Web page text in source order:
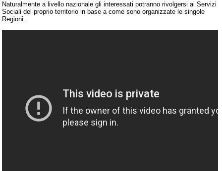
Naturalmente a livello nazionale gli interessati potranno rivolgersi ai Servizi
Sociali del proprio territorio in base a come sono organizzate le singole
Regioni.